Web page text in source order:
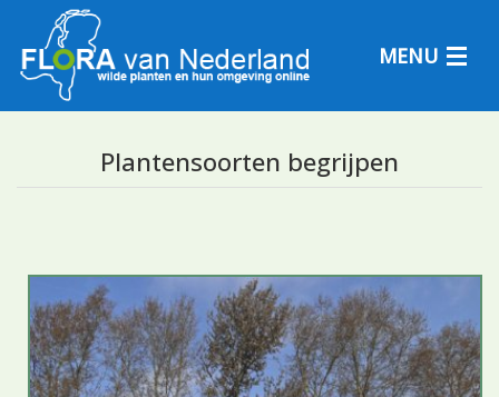
MENU
Determineren
Plantensoorten begrijpen